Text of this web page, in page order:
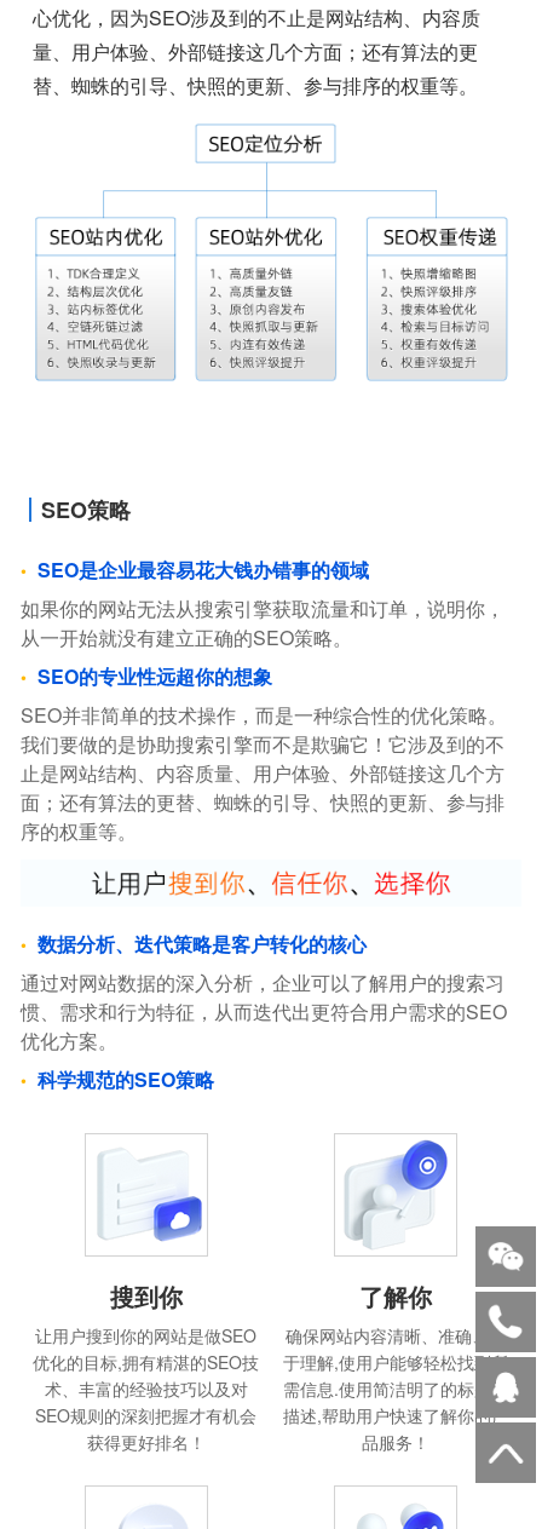
心优化，因为SEO涉及到的不止是网站结构、内容质
量、用户体验、外部链接这几个方面；还有算法的更
替、蜘蛛的引导、快照的更新、参与排序的权重等。
SEO策略
SEO是企业最容易花大钱办错事的领域
如果你的网站无法从搜索引擎获取流量和订单，说明你，
从一开始就没有建立正确的SEO策略。
SEO的专业性远超你的想象
SEO并非简单的技术操作，而是一种综合性的优化策略。
我们要做的是协助搜索引擎而不是欺骗它！它涉及到的不
止是网站结构、内容质量、用户体验、外部链接这几个方
面；还有算法的更替、蜘蛛的引导、快照的更新、参与排
序的权重等。
数据分析、迭代策略是客户转化的核心
通过对网站数据的深入分析，企业可以了解用户的搜索习
惯、需求和行为特征，从而迭代出更符合用户需求的SEO
优化方案。
科学规范的SEO策略
搜到你
让用户搜到你的网站是做SEO
优化的目标,拥有精湛的SEO技
术、丰富的经验技巧以及对
SEO规则的深刻把握才有机会
获得更好排名！
了解你
确保网站内容清晰、准确、易
于理解,使用户能够轻松找到所
需信息.使用简洁明了的标题和
描述,帮助用户快速了解你的产
品服务！